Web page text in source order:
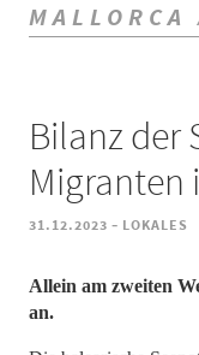
MALLORCA
Bilanz der
Migranten
31.12.2023 - LOKALES
Allein am zweiten
an.